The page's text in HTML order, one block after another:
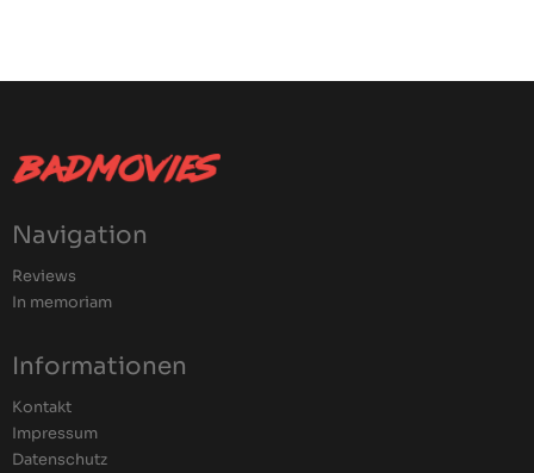
Navigation
Reviews
In memoriam
Informationen
Kontakt
Impressum
Datenschutz